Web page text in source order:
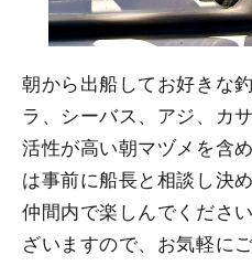
朝から出船してお好きな
ラ、シーバス、アジ、カ
活性が高い朝マヅメを含
は事前に船長と相談し決
仲間内で楽しんでくださ
ざいますので、お気軽に